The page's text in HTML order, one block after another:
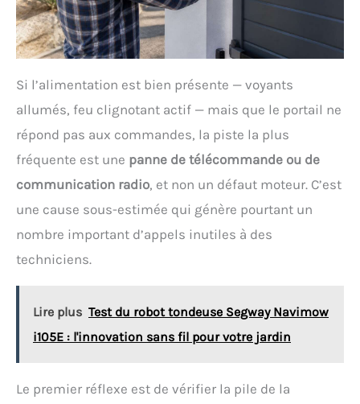
faciles d'installation et d'utilisation qui allient
confort et sécurité. Notre assistance technique
basée en France se tient à votre disposition pour
vous accompagner dans l’installation de votre
conseil avisé et personnalisé. Votre satisfaction est
notre priorité
Si l’alimentation est bien présente — voyants
allumés, feu clignotant actif — mais que le portail ne
répond pas aux commandes, la piste la plus
fréquente est une panne de télécommande ou de
communication radio, et non un défaut moteur. C’est
une cause sous-estimée qui génère pourtant un
nombre important d’appels inutiles à des
techniciens.
Lire plus Test du robot tondeuse Segway Navimow
i105E : l'innovation sans fil pour votre jardin
Le premier réflexe est de vérifier la pile de la